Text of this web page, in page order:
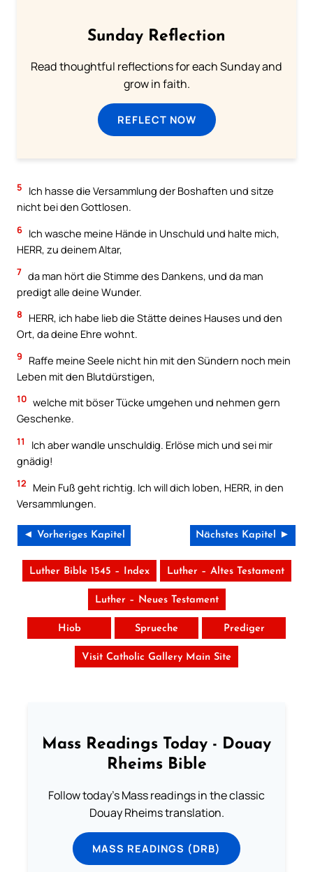
Sunday Reflection
Read thoughtful reflections for each Sunday and
grow in faith.
REFLECT NOW
5
Ich hasse die Versammlung der Boshaften und sitze
nicht bei den Gottlosen.
6 Ich wasche meine Hände in Unschuld und halte mich,
HERR, zu deinem Altar,
7 da man hört die Stimme des Dankens, und da man
predigt alle deine Wunder.
8
HERR, ich habe lieb die Stätte deines Hauses und den
Ort, da deine Ehre wohnt.
9
Raffe meine Seele nicht hin mit den Sündern noch mein
Leben mit den Blutdürstigen,
10 welche mit böser Tücke umgehen und nehmen gern
Geschenke.
11
Ich aber wandle unschuldig. Erlöse mich und sei mir
gnädig!
12
Mein Fuß geht richtig. Ich will dich loben, HERR, in den
Versammlungen.
◄ Vorheriges Kapitel Nächstes Kapitel ►
Luther Bible 1545 – Index Luther – Altes Testament
Luther – Neues Testament
Hiob Sprueche Prediger
Visit Catholic Gallery Main Site
Mass Readings Today - Douay
Rheims Bible
Follow today's Mass readings in the classic
Douay Rheims translation.
MASS READINGS (DRB)